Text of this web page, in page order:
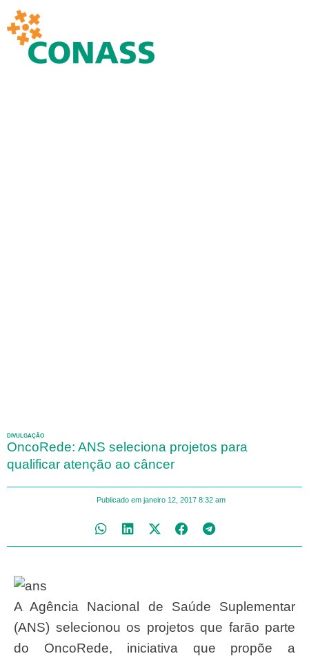
DIVULGAÇÃO
OncoRede: ANS seleciona projetos para
qualificar atenção ao câncer
Publicado em janeiro 12, 2017 8:32 am
A Agência Nacional de Saúde Suplementar
(ANS) selecionou os projetos que farão parte
do OncoRede, iniciativa que propõe a